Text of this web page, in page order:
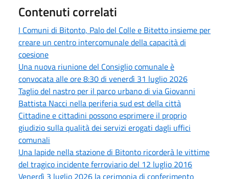
Contenuti correlati
I Comuni di Bitonto, Palo del Colle e Bitetto insieme per
creare un centro intercomunale della capacità di
coesione
Una nuova riunione del Consiglio comunale è
convocata alle ore 8:30 di venerdì 31 luglio 2026
Taglio del nastro per il parco urbano di via Giovanni
Battista Nacci nella periferia sud est della città
Cittadine e cittadini possono esprimere il proprio
giudizio sulla qualità dei servizi erogati dagli uffici
comunali
Una lapide nella stazione di Bitonto ricorderà le vittime
del tragico incidente ferroviario del 12 luglio 2016
Venerdì 3 luglio 2026 la cerimonia di conferimento